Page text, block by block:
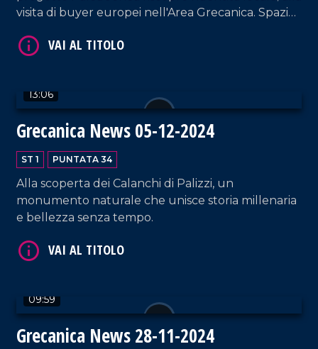
visita di buyer europei nell'Area Grecanica. Spazio
romanzo e all'impegno del Centro Italiano
13:06
Grecanica News 05-12-2024
ST 1 PUNTATA 34
Alla scoperta dei Calanchi di Palizzi, un
monumento naturale che unisce storia millenaria
e bellezza senza tempo.
09:59
Grecanica News 28-11-2024
VAI AL TITOLO
VAI AL TITOLO